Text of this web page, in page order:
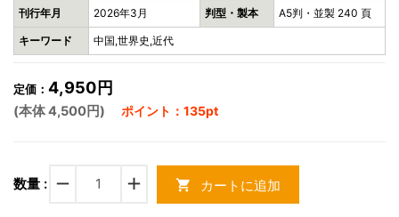
刊行年月 2026年3月 判型・製本 A5判・並製 240 頁
キーワード 中国,世界史,近代
定価： 4,950円
(本体 4,500円) ポイント：135pt
数量 : remove add shopping_cart カートに追加